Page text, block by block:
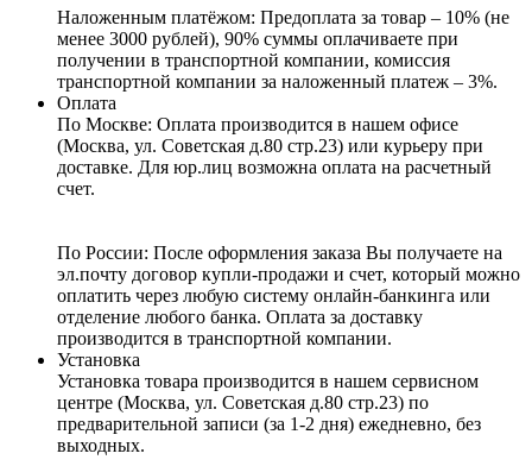
Наложенным платёжом: Предоплата за товар – 10% (не
менее 3000 рублей), 90% суммы оплачиваете при
получении в транспортной компании, комиссия
транспортной компании за наложенный платеж – 3%.
Оплата
По Москве: Оплата производится в нашем офисе
(Москва, ул. Советская д.80 стр.23) или курьеру при
доставке. Для юр.лиц возможна оплата на расчетный
счет.
По России: После оформления заказа Вы получаете на
эл.почту договор купли-продажи и счет, который можно
оплатить через любую систему онлайн-банкинга или
отделение любого банка. Оплата за доставку
производится в транспортной компании.
Установка
Установка товара производится в нашем сервисном
центре (Москва, ул. Советская д.80 стр.23) по
предварительной записи (за 1-2 дня) ежедневно, без
выходных.